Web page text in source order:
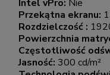
Intel vPro: Nie
Przekątna ekranu:
Rozdzielczość :
Powierzchnia
Częstotliwość
Jasność: 300 cd/m²